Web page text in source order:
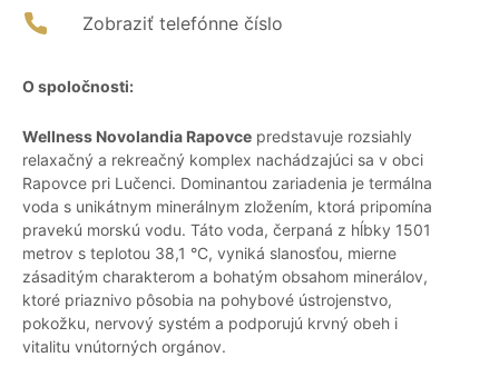
Zobraziť telefónne číslo
O spoločnosti:
Wellness Novolandia Rapovce predstavuje rozsiahly
relaxačný a rekreačný komplex nachádzajúci sa v obci
Rapovce pri Lučenci. Dominantou zariadenia je termálna
voda s unikátnym minerálnym zložením, ktorá pripomína
pravekú morskú vodu. Táto voda, čerpaná z hĺbky 1501
metrov s teplotou 38,1 °C, vyniká slanosťou, mierne
zásaditým charakterom a bohatým obsahom minerálov,
ktoré priaznivo pôsobia na pohybové ústrojenstvo,
pokožku, nervový systém a podporujú krvný obeh i
vitalitu vnútorných orgánov.